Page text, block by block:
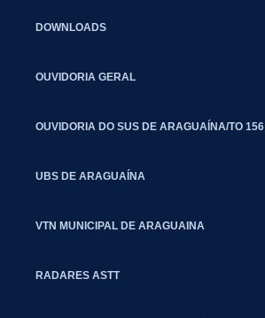
DOWNLOADS
OUVIDORIA GERAL
OUVIDORIA DO SUS DE ARAGUAÍNA/TO 156
UBS DE ARAGUAÍNA
VTN MUNICIPAL DE ARAGUAINA
RADARES ASTT